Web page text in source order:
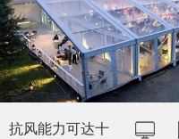
抗风能力可达十